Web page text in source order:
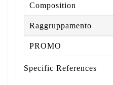
Composition
Raggruppamento
PROMO
Specific References